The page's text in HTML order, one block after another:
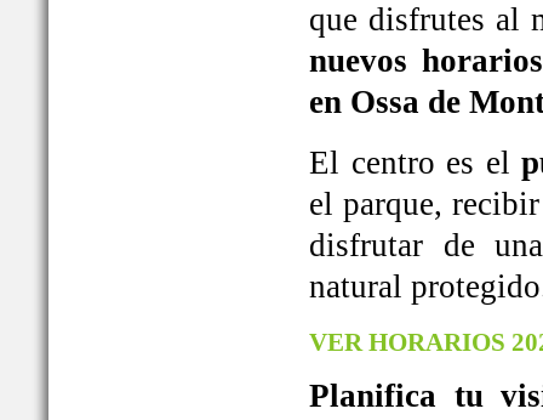
que disfrutes al
nuevos
en Ossa de
El centro es el
el parque,
disfrutar de
natural
VER HORARIOS
Planifica tu